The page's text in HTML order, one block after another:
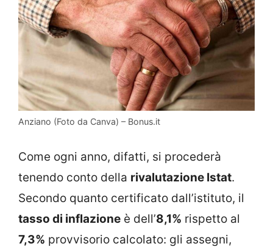
Anziano (Foto da Canva) – Bonus.it
Come ogni anno, difatti, si procederà
tenendo conto della rivalutazione Istat.
Secondo quanto certificato dall’istituto, il
tasso di inflazione è dell’8,1% rispetto al
7,3% provvisorio calcolato: gli assegni,